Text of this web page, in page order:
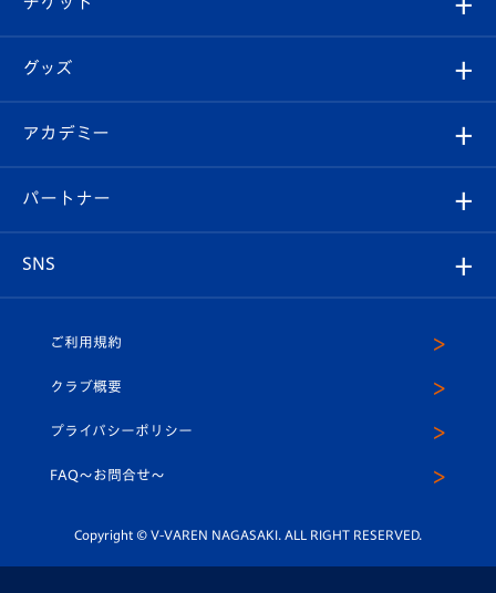
チケット
イベント
メディア
ホームタウン
エンブレム紹介
スタッフプロフィール
マスコット紹介
平和祈念活動
ホームタウン活動
はじめての観戦ガイド
Revive Team
ヴィヴィくんの長崎おもてなしガイド
フォトギャラリー
スタジアムグルメ
チケット
V-LOVERS（ファンクラブ）
プレイヤーズスイート
グッズ
オンラインショップ
店舗情報
アカデミー
育成からのお知らせ
U-18
スクール
パートナー
SNS
ヴィヴィくんインスタグラム
公式LINE＠
ご利用規約
クラブ概要
プライバシーポリシー
FAQ〜お問合せ〜
Copyright © V-VAREN NAGASAKI. ALL RIGHT RESERVED.